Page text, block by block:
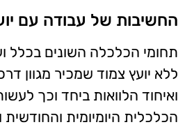
החשיבות של עבודה עם
תחומי הכלכלה השונים בכלל
ללא יועץ צמוד שמכיר מגוון
ואיחוד הלוואות ביחד וכך
הכלכלית היומיומית